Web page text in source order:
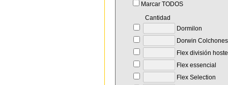
Marcar TODOS
Cantidad
Dormilon
Dorwin
Flex división
Flex essencial
Flex Selection